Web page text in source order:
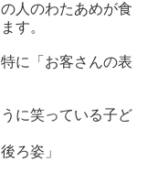
人のわたあめが食
す。
に「お客さんの表
に笑っている子ど
ろ姿」